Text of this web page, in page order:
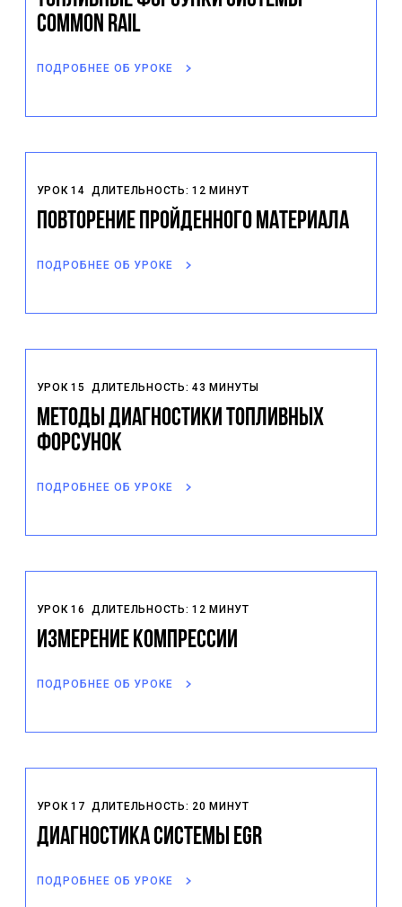
Common Rail
ПОДРОБНЕЕ ОБ УРОКЕ
УРОК 14 ДЛИТЕЛЬНОСТЬ: 12 МИНУТ
Повторение пройденного материала
ПОДРОБНЕЕ ОБ УРОКЕ
УРОК 15 ДЛИТЕЛЬНОСТЬ: 43 МИНУТЫ
Методы диагностики топливных
форсунок
ПОДРОБНЕЕ ОБ УРОКЕ
УРОК 16 ДЛИТЕЛЬНОСТЬ: 12 МИНУТ
Измерение компрессии
ПОДРОБНЕЕ ОБ УРОКЕ
УРОК 17 ДЛИТЕЛЬНОСТЬ: 20 МИНУТ
Диагностика системы EGR
ПОДРОБНЕЕ ОБ УРОКЕ